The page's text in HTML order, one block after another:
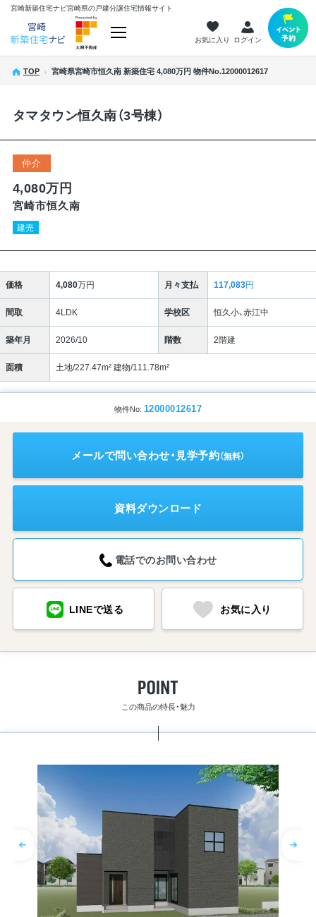
宮崎新築住宅ナビ宮崎県の戸建分譲住宅情報サイト
お気に入り ログイン
TOP 宮崎県宮崎市恒久南 新築住宅 4,080万円 物件No.12000012617
タマタウン恒久南（3号棟）
仲介
4,080万円
宮崎市恒久南
建売
価格 4,080万円 月々支払 117,083円
間取 4LDK 学校区 恒久小、赤江中
築年月 2026/10 階数 2階建
面積 土地/227.47m² 建物/111.78m²
物件No: 12000012617
メールで問い合わせ・見学予約（無料）
資料ダウンロード
電話でのお問い合わせ
LINEで送る お気に入り
この商品の特長・魅力